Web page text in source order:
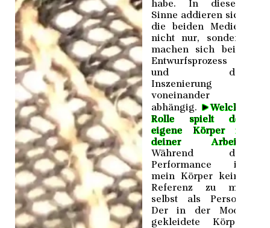
habe. In diesem
Sinne addieren sich
die beiden Medien
nicht nur, sondern
machen sich beim
Entwurfsprozess
und der
Inszenierung
voneinander
abhängig. ►Welche
Rolle spielt der
eigene Körper in
deiner Arbeit?
Während der
Performance ist
mein Körper keine
Referenz zu mir
selbst als Person.
Der in der Mode
gekleidete Körper